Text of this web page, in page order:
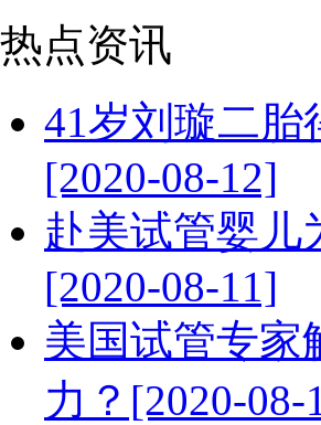
热点资讯
41岁刘璇二胎
[2020-08-12]
赴美试管婴儿
[2020-08-11]
美国试管专家
力？[2020-08-